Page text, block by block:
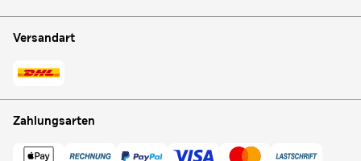
Versandart
Zahlungsarten